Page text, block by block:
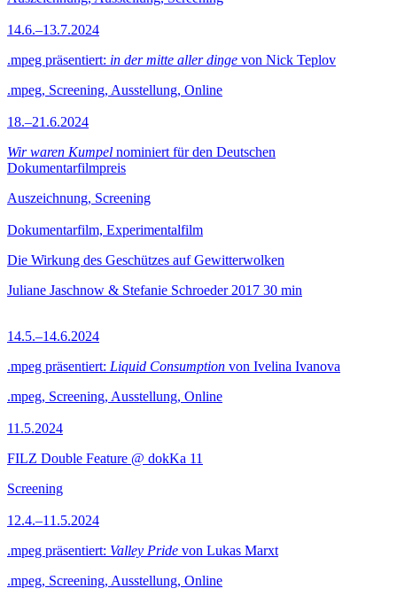
14.6.–13.7.2024
.mpeg präsentiert: in der mitte aller dinge von Nick Teplov
.mpeg, Screening, Ausstellung, Online
18.–21.6.2024
Wir waren Kumpel nominiert für den Deutschen
Dokumentarfilmpreis
Auszeichnung, Screening
Dokumentarfilm, Experimentalfilm
Die Wirkung des Geschützes auf Gewitterwolken
Juliane Jaschnow & Stefanie Schroeder 2017 30 min
14.5.–14.6.2024
.mpeg präsentiert: Liquid Consumption von Ivelina Ivanova
.mpeg, Screening, Ausstellung, Online
11.5.2024
FILZ Double Feature @ dokKa 11
Screening
12.4.–11.5.2024
.mpeg präsentiert: Valley Pride von Lukas Marxt
.mpeg, Screening, Ausstellung, Online